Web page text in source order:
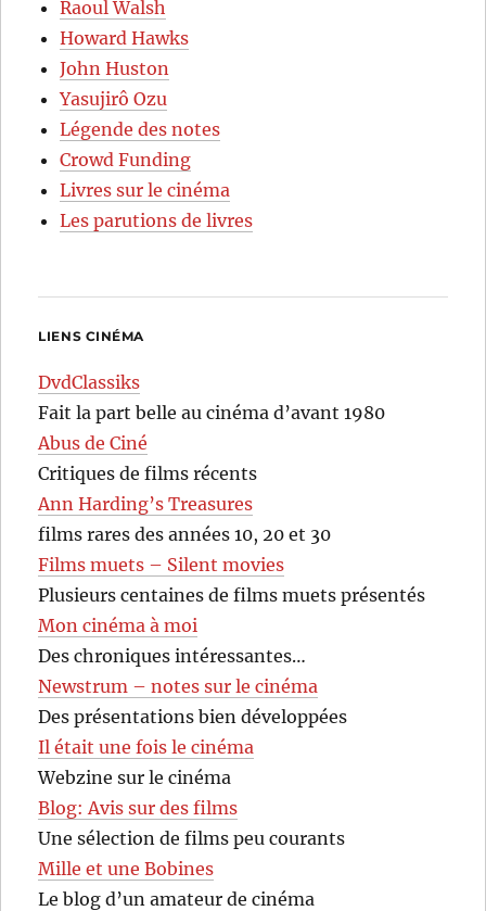
Raoul Walsh
Howard Hawks
John Huston
Yasujirô Ozu
Légende des notes
Crowd Funding
Livres sur le cinéma
Les parutions de livres
LIENS CINÉMA
DvdClassiks
Fait la part belle au cinéma d’avant 1980
Abus de Ciné
Critiques de films récents
Ann Harding’s Treasures
films rares des années 10, 20 et 30
Films muets – Silent movies
Plusieurs centaines de films muets présentés
Mon cinéma à moi
Des chroniques intéressantes…
Newstrum – notes sur le cinéma
Des présentations bien développées
Il était une fois le cinéma
Webzine sur le cinéma
Blog: Avis sur des films
Une sélection de films peu courants
Mille et une Bobines
Le blog d’un amateur de cinéma